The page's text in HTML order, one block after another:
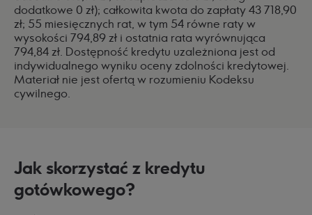
dodatkowe 0 zł); całkowita kwota do zapłaty 43 718,90
zł; 55 miesięcznych rat, w tym 54 równe raty w
wysokości 794,89 zł i ostatnia rata wyrównująca
794,84 zł. Dostępność kredytu uzależniona jest od
indywidualnego wyniku oceny zdolności kredytowej.
Materiał nie jest ofertą w rozumieniu Kodeksu
cywilnego.
Jak skorzystać z kredytu
gotówkowego?